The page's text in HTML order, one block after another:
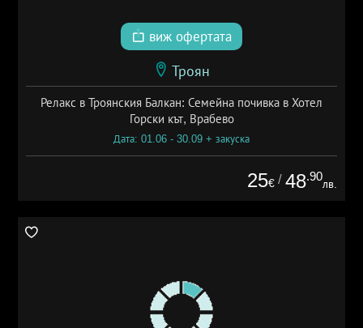
виж офертата
Троян
Релакс в Троянския Балкан: Семейна почивка в Хотел
Горски кът, Врабево
Дата: 01.06 - 30.09 + закуска
25€ / 48.90
лв.